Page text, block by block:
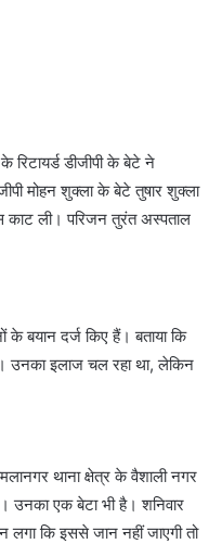
रिटायर्ड डीजीपी के बेटे ने
मोहन शुक्ला के बेटे तुषार शुक्ला
ली। परिजन तुरंत अस्पताल
के बयान दर्ज किए हैं। बताया कि
उनका इलाज चल रहा था, लेकिन
थाना क्षेत्र के वैशाली नगर
उनका एक बेटा भी है। शनिवार
कि इससे जान नहीं जाएगी तो